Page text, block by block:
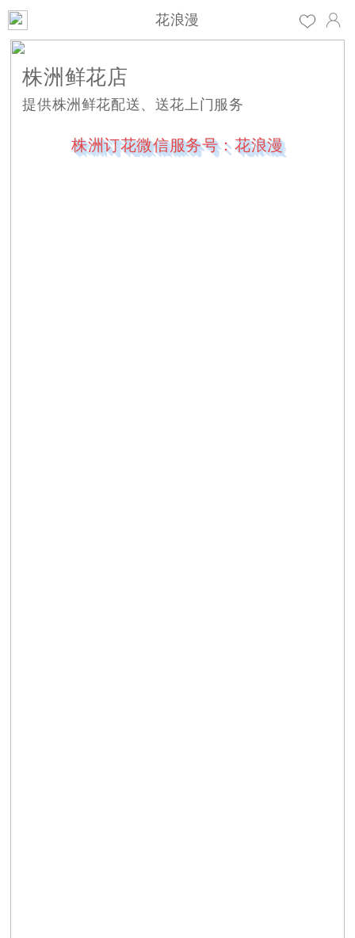
花浪漫
株洲鲜花店
提供株洲鲜花配送、送花上门服务
株洲订花微信服务号：花浪漫